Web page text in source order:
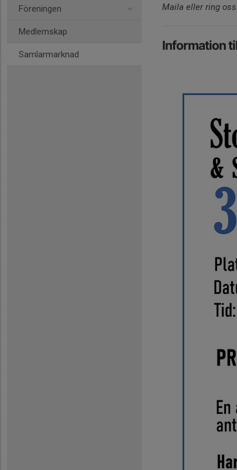
Föreningen
Medlemskap
Samlarmarknad
Maila eller ring
Information